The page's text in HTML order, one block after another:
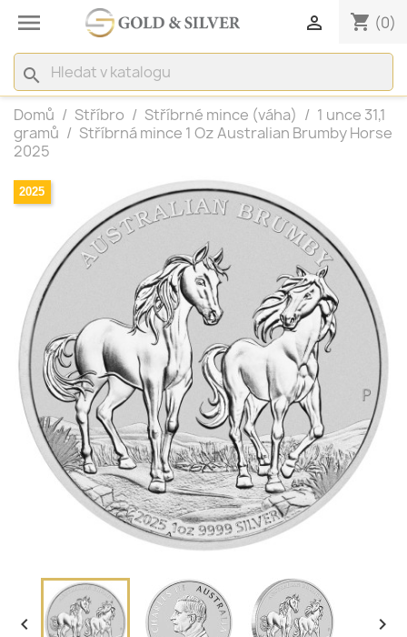
 shopping_cart (0)

search
Domů Stříbro Stříbrné mince (váha)
1 unce 31,1
gramů
Stříbrná mince 1 Oz Australian Brumby Horse
2025
2025
 